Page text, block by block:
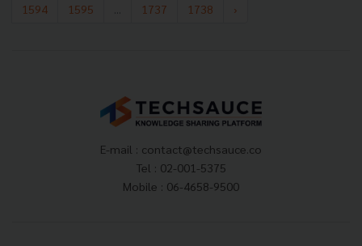
1594
1595 1737 1738 ›
E-mail : contact@techsauce.co
Tel : 02-001-5375
Mobile : 06-4658-9500